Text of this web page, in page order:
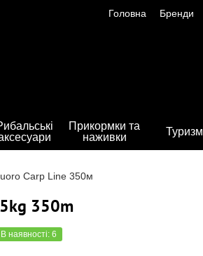
Головна Бренди
Прикормки та
наживки
Туризм
Carp Line 350м
350m
В наявності: 6